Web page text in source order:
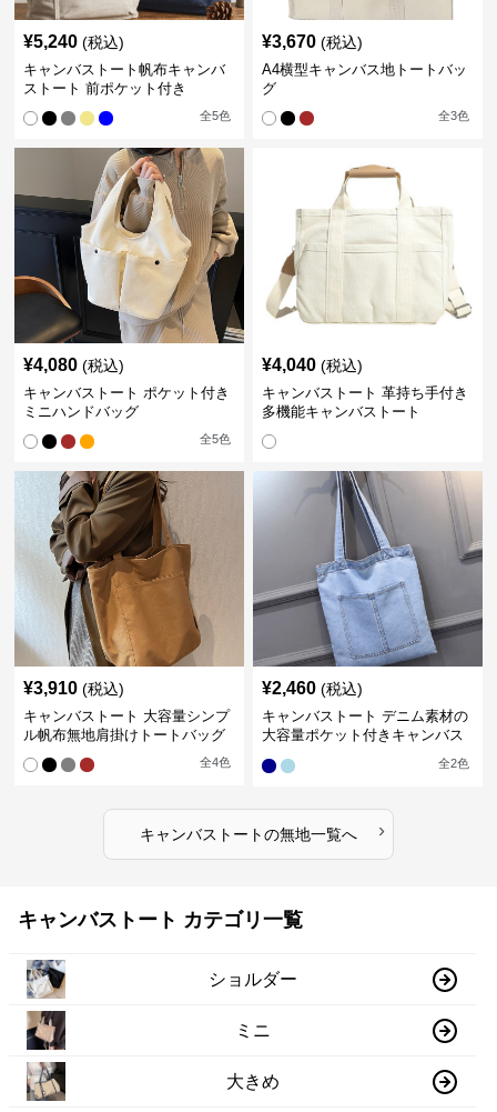
¥5,240 (税込)
キャンバストート帆布キャンバ
ストート 前ポケット付き
全5色
¥3,670 (税込)
A4横型キャンバス地トートバッ
グ
全3色
¥4,080 (税込)
キャンバストート ポケット付き
ミニハンドバッグ
全5色
¥4,040 (税込)
キャンバストート 革持ち手付き
多機能キャンバストート
¥3,910 (税込)
キャンバストート 大容量シンプ
ル帆布無地肩掛けトートバッグ
全4色
¥2,460 (税込)
キャンバストート デニム素材の
大容量ポケット付きキャンバス
全2色
キャンバストートの無地一覧へ ›
キャンバストート カテゴリ一覧
ショルダー
ミニ
大きめ